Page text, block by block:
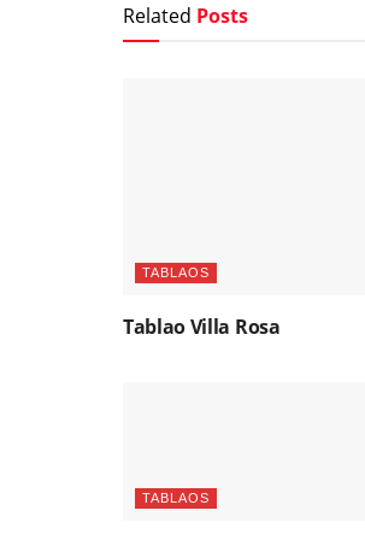
Related Posts
TABLAOS
Tablao Villa Rosa
TABLAOS